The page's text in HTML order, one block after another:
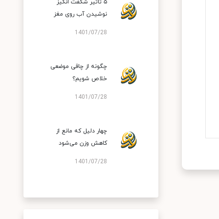
۵ تاثیر شگفت انگیز
نوشیدن آب روی مغز
1401/07/28
چگونه از چاقی موضعی
خلاص شویم؟
1401/07/28
چهار دلیل که مانع از
کاهش وزن می‌شود
1401/07/28